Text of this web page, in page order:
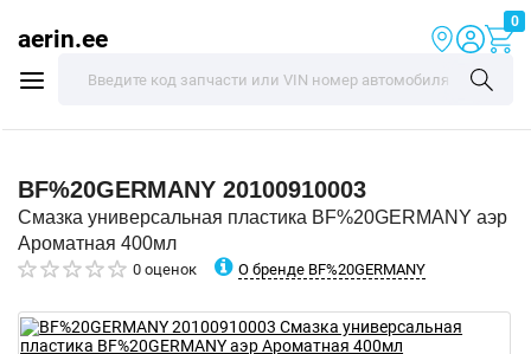
aerin.ee
0
BF%20GERMANY 20100910003
Смазка универсальная пластика BF%20GERMANY аэр
Ароматная 400мл
0 оценок О бренде BF%20GERMANY